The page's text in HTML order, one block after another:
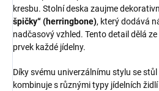
kresbu. Stolní deska zaujme
špičky“ (herringbone), který dodává
nadčasový vzhled. Tento detail dělá
prvek každé jídelny.
Díky svému univerzálnímu stylu se
kombinuje s různými typy jídelních